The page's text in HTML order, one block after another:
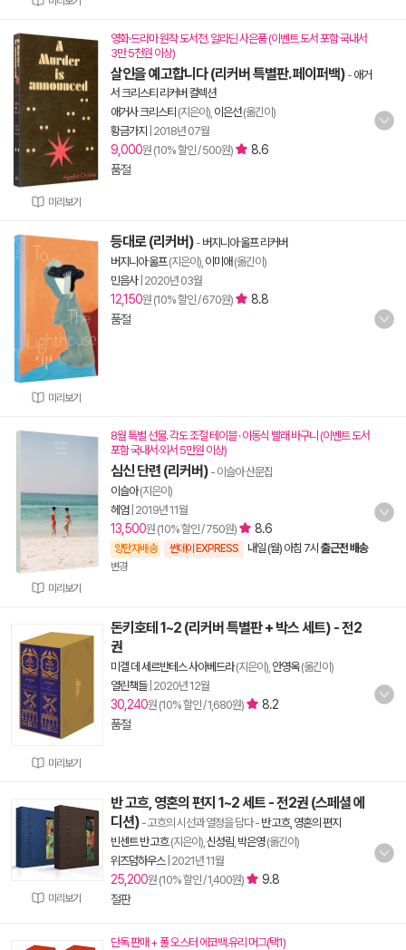
미리보기
영화·드라마 원작 도서전. 알라딘 사은품 (이벤트 도서 포함 국내서
3만 5천원 이상)
살인을 예고합니다 (리커버 특별판. 페이퍼백) - 애거
서 크리스티 리커버 컬렉션
애거사 크리스티 (지은이), 이은선(옮긴이)
황금가지
2018년 07월
9,000원 (10% 할인 / 500원)
8.6
품절
미리보기
등대로 (리커버) - 버지니아 울프 리커버
버지니아 울프(지은이), 이미애 (옮긴이)
민음사| 2020년 03월
12,150원 (10% 할인 / 670원)
8.8
품절
미리보기
8월 특별 선물. 각도 조절 테이블 · 이동식 빨래 바구니 (이벤트 도서
포함 국내서·외서 5만원 이상)
심신 단련 (리커버) - 이슬아 산문집
이슬아(지은이)
헤엄 2019년 11월
13,500원 (10% 할인 / 750원) 8.6
양탄자배송 썬데이 EXPRESS 내일 (월) 아침 7시 출근전 배송
변경
미리보기
돈키호테 1~2 (리커버 특별판 + 박스 세트) - 전2
권
미겔 데 세르반테스 사아베드라(지은이), 안영옥(옮긴이)
열린책들| 2020년 12월
30,240원 (10% 할인 / 1,680원)
8.2
품절
미리보기
반 고흐, 영혼의 편지 1~2 세트 - 전2권 (스페셜 에
디션) - 고흐의 시선과 열정을 담다- 반 고흐, 영혼의 편지
빈센트 반 고흐(지은이), 신성림 박은영(옮긴이)
위즈덤하우스| 2021년 11월
25,200원 (10% 할인 / 1,400원)
9.8
절판
단독 판매 + 폴 오스터 에코백.유리 머그(택1)